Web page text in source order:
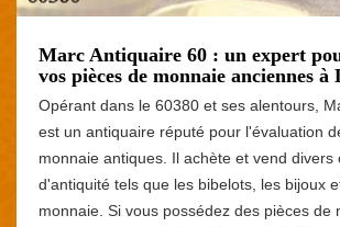
Marc Antiquaire 60 : un expert
vos pièces de monnaie anciennes à
Opérant dans le 60380 et ses alentours,
est un antiquaire réputé pour l'évaluation
monnaie antiques. Il achète et vend divers
d'antiquité tels que les bibelots, les bijoux
monnaie. Si vous possédez des pièces de